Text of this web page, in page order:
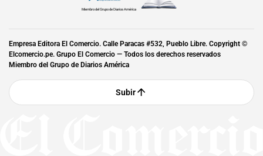
Miembro del Grupo de Diarios América
Empresa Editora El Comercio. Calle Paracas #532, Pueblo Libre. Copyright ©
Elcomercio.pe. Grupo El Comercio — Todos los derechos reservados
Miembro del Grupo de Diarios América
Subir